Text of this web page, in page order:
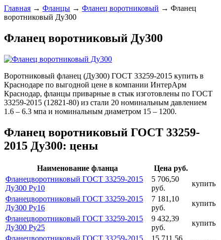
Главная → Фланцы → Фланец воротниковый → Фланец
воротниковый Ду300
Фланец воротниковый Ду300
Воротниковый фланец (Ду300) ГОСТ 33259-2015 купить в
Краснодаре по выгодной цене в компании ИнтерАрм
Краснодар, фланцы приварные в стык изготовлены по ГОСТ
33259-2015 (12821-80) из стали 20 номинальным давлением
1.6 – 6.3 мпа и номинальным диаметром 15 – 1200.
Фланец воротниковый ГОСТ 33259-
2015 Ду300: цены
Наименование фланца
Цена руб.
Фланецворотниковый ГОСТ 33259-2015
Ду300 Ру10
5 706,50
руб.
купить
Фланецворотниковый ГОСТ 33259-2015
Ду300 Ру16
7 181,10
руб.
купить
Фланецворотниковый ГОСТ 33259-2015
Ду300 Ру25
9 432,39
руб.
купить
Фланецворотниковый ГОСТ 33259-2015
15 711,56